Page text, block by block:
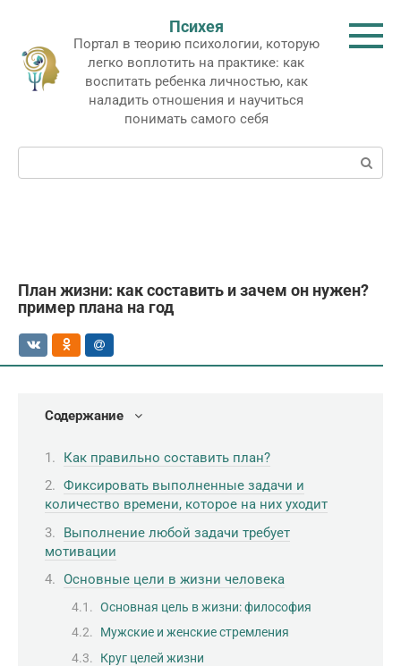
контенту
Психея
Портал в теорию психологии, которую
легко воплотить на практике: как
воспитать ребенка личностью, как
наладить отношения и научиться
понимать самого себя
Поиск:
План жизни: как составить и зачем он нужен?
пример плана на год
Содержание
Как правильно составить план?
Фиксировать выполненные задачи и
количество времени, которое на них уходит
Выполнение любой задачи требует
мотивации
Основные цели в жизни человека
Основная цель в жизни: философия
Мужские и женские стремления
Круг целей жизни